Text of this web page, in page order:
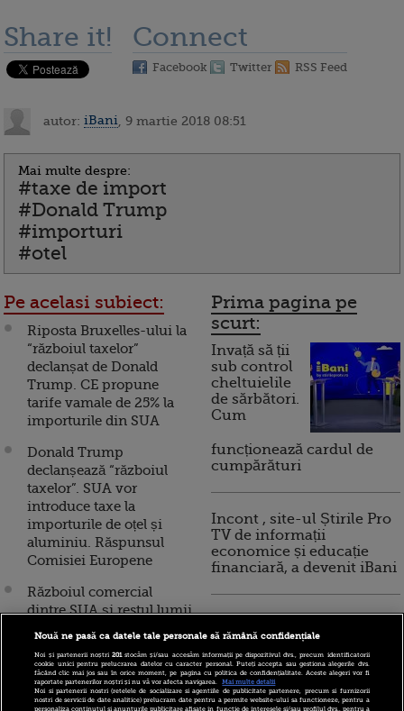
Share it! Connect
Facebook Twitter RSS Feed
autor: iBani , 9 martie 2018 08:51
Mai multe despre:
#taxe de import
#Donald Trump
#importuri
#otel
Pe acelasi subiect:
Riposta Bruxelles-ului la
“războiul taxelor”
declanșat de Donald
Trump. CE propune
tarife vamale de 25% la
importurile din SUA
Donald Trump
declanșează “războiul
taxelor”. SUA vor
introduce taxe la
importurile de oțel și
aluminiu. Răspunsul
Comisiei Europene
Războiul comercial
dintre SUA și restul lumii
taxa “semnificativ”
produsele americane, de
la untul de arahide, la
blugii Levi's și bourbon.
Prima pagina pe
scurt:
Invață să ții
sub control
cheltuielile
de sărbători.
Cum
funcționează cardul de
cumpărături
Incont , site-ul Știrile Pro
TV de informații
economice și educație
financiară, a devenit iBani
financiare inteligente
Nouă ne pasă ca datele tale personale să rămână confidențiale
Noi și partenerii noștri201stocăm și/sau accesăm informații pe dispozitivul dvs., precum identificatorii
cookie unici pentru prelucrarea datelor cu caracter personal. Puteți accepta sau gestiona alegerile dvs.
făcând clic mai jos sau în orice moment, pe pagina cu politica de confidențialitate. Aceste alegeri vor fi
raportate partenerilor noștri și nu vă vor afecta navigarea.
Mai multe detalii
Noi si partenerii nostri (retelele de socializare si agentiile de publicitate partenere, precum si furnizorii
nostri de servicii de date analitice) prelucram date pentru a permite website-ului sa functioneze, pentru a
personaliza continutul si anunturile publicitare afisate in functie de interesele si/sau profilul dvs., pentru a